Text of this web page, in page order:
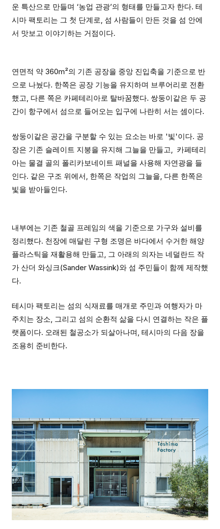
운 특산으로 만들며 ‘농업 관광’의 형태를 만들고자 한다. 테
시마 팩토리는 그 첫 단계로, 섬 사람들이 만든 것을 섬 안에
서 맛보고 이야기하는 거점이다.
연면적 약 360m²의 기존 공장을 중앙 진입축을 기준으로 반
으로 나눴다. 한쪽은 공장 기능을 유지하며 브루어리로 전환
했고, 다른 쪽은 카페테리아로 탈바꿈했다. 쌍둥이같은 두 공
간이 항구에서 섬으로 들어오는 입구에 나란히 서는 셈이다.
쌍둥이같은 공간을 구분할 수 있는 요소는 바로 '빛'이다. 공
장은 기존 슬레이트 지붕을 유지해 그늘을 만들고, 카페테리
아는 물결 골의 폴리카보네이트 패널을 사용해 자연광을 들
인다. 같은 구조 위에서, 한쪽은 작업의 그늘을, 다른 한쪽은
빛을 받아들인다.
내부에는 기존 철골 프레임의 색을 기준으로 가구와 설비를
정리했다. 천장에 매달린 구형 조명은 바다에서 수거한 해양
플라스틱을 재활용해 만들고, 그 아래의 의자는 네덜란드 작
가 산더 와싱크(Sander Wassink)와 섬 주민들이 함께 제작했
다.
테시마 팩토리는 섬의 식재료를 매개로 주민과 여행자가 마
주치는 장소, 그리고 섬의 순환적 삶을 다시 연결하는 작은 플
랫폼이다. 오래된 철공소가 되살아나며, 테시마의 다음 장을
조용히 준비한다.